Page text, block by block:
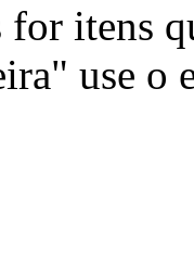
for itens
use o